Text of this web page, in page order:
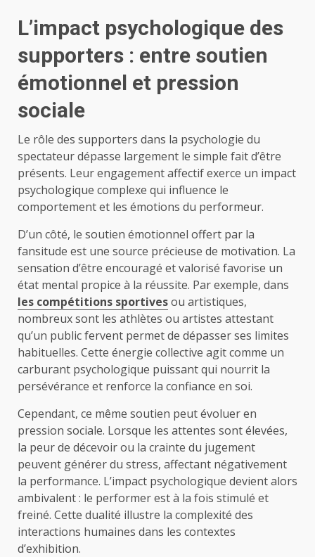
L’impact psychologique des
supporters : entre soutien
émotionnel et pression
sociale
Le rôle des supporters dans la psychologie du
spectateur dépasse largement le simple fait d’être
présents. Leur engagement affectif exerce un impact
psychologique complexe qui influence le
comportement et les émotions du performeur.
D’un côté, le soutien émotionnel offert par la
fansitude est une source précieuse de motivation. La
sensation d’être encouragé et valorisé favorise un
état mental propice à la réussite. Par exemple, dans
les compétitions sportivesou artistiques,
nombreux sont les athlètes ou artistes attestant
qu’un public fervent permet de dépasser ses limites
habituelles. Cette énergie collective agit comme un
carburant psychologique puissant qui nourrit la
persévérance et renforce la confiance en soi.
Cependant, ce même soutien peut évoluer en
pression sociale. Lorsque les attentes sont élevées,
la peur de décevoir ou la crainte du jugement
peuvent générer du stress, affectant négativement
la performance. L’impact psychologique devient alors
ambivalent : le performer est à la fois stimulé et
freiné. Cette dualité illustre la complexité des
interactions humaines dans les contextes
d’exhibition.